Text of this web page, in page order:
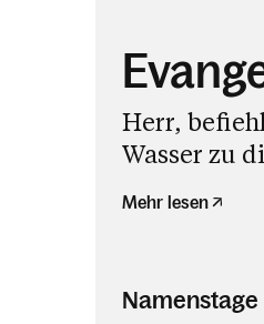
Herr,
Wasser zu
Mehr lesen
Namenstage